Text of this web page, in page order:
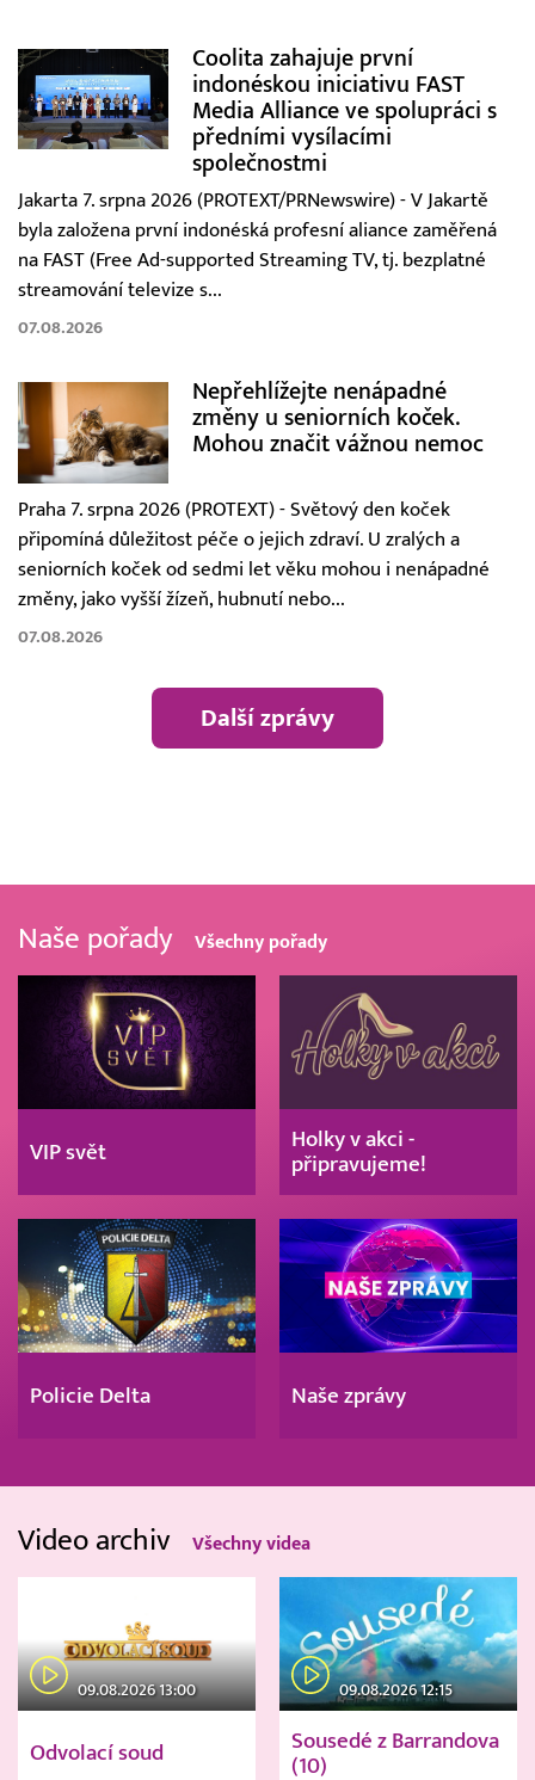
Coolita zahajuje první
indonéskou iniciativu FAST
Media Alliance ve spolupráci s
předními vysílacími
společnostmi
Jakarta 7. srpna 2026 (PROTEXT/PRNewswire) - V Jakartě
byla založena první indonéská profesní aliance zaměřená
na FAST (Free Ad-supported Streaming TV, tj. bezplatné
streamování televize s...
07.08.2026
Nepřehlížejte nenápadné
změny u seniorních koček.
Mohou značit vážnou nemoc
Praha 7. srpna 2026 (PROTEXT) - Světový den koček
připomíná důležitost péče o jejich zdraví. U zralých a
seniorních koček od sedmi let věku mohou i nenápadné
změny, jako vyšší žízeň, hubnutí nebo...
07.08.2026
Další zprávy
Naše pořady Všechny pořady
VIP svět
Holky v akci -
připravujeme!
Policie Delta Naše zprávy
Video archiv Všechny videa
09.08.2026 13:00
Odvolací soud
09.08.2026 12:15
Sousedé z Barrandova
(10)